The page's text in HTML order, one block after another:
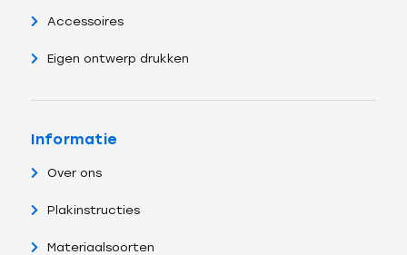
Accessoires
Eigen ontwerp drukken
Informatie
Over ons
Plakinstructies
Materiaalsoorten